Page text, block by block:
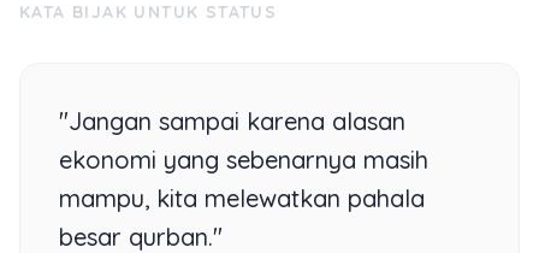
KATA BIJAK UNTUK STATUS
"Jangan sampai karena alasan
ekonomi yang sebenarnya masih
mampu, kita melewatkan pahala
besar qurban."